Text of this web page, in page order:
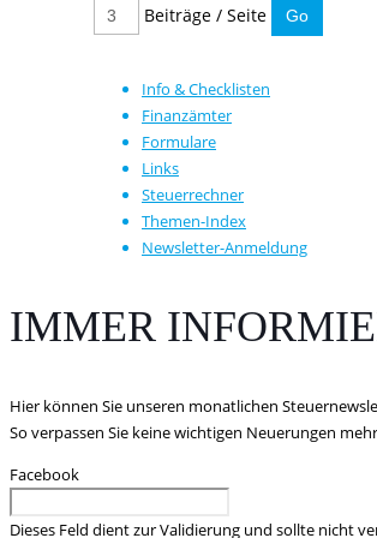
Beiträge / Seite
Info & Checklisten
Finanzämter
Formulare
Links
Steuerrechner
Themen-Index
Newsletter-Anmeldung
IMMER
Hier können Sie unseren monatlichen
So verpassen Sie keine wichtigen Neuerungen
Facebook
Dieses Feld dient zur Validierung und sollte nicht